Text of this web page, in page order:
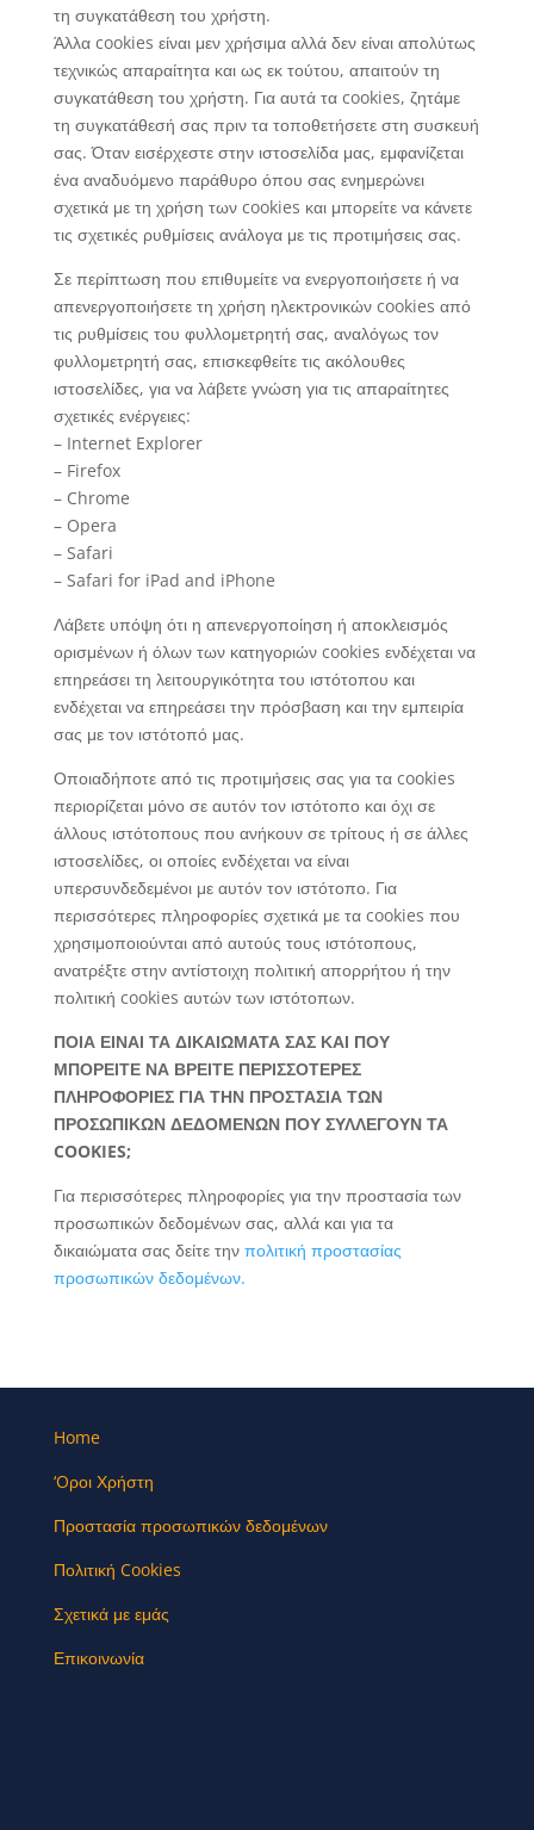
τη συγκατάθεση του χρήστη.
Άλλα cookies είναι μεν χρήσιμα αλλά δεν είναι απολύτως
τεχνικώς απαραίτητα και ως εκ τούτου, απαιτούν τη
συγκατάθεση του χρήστη. Για αυτά τα cookies, ζητάμε
τη συγκατάθεσή σας πριν τα τοποθετήσετε στη συσκευή
σας. Όταν εισέρχεστε στην ιστοσελίδα μας, εμφανίζεται
ένα αναδυόμενο παράθυρο όπου σας ενημερώνει
σχετικά με τη χρήση των cookies και μπορείτε να κάνετε
τις σχετικές ρυθμίσεις ανάλογα με τις προτιμήσεις σας.
Σε περίπτωση που επιθυμείτε να ενεργοποιήσετε ή να
απενεργοποιήσετε τη χρήση ηλεκτρονικών cookies από
τις ρυθμίσεις του φυλλομετρητή σας, αναλόγως τον
φυλλομετρητή σας, επισκεφθείτε τις ακόλουθες
ιστοσελίδες, για να λάβετε γνώση για τις απαραίτητες
σχετικές ενέργειες:
– Internet Explorer
– Firefox
– Chrome
– Opera
– Safari
– Safari for iPad and iPhone
Λάβετε υπόψη ότι η απενεργοποίηση ή αποκλεισμός
ορισμένων ή όλων των κατηγοριών cookies ενδέχεται να
επηρεάσει τη λειτουργικότητα του ιστότοπου και
ενδέχεται να επηρεάσει την πρόσβαση και την εμπειρία
σας με τον ιστότοπό μας.
Οποιαδήποτε από τις προτιμήσεις σας για τα cookies
περιορίζεται μόνο σε αυτόν τον ιστότοπο και όχι σε
άλλους ιστότοπους που ανήκουν σε τρίτους ή σε άλλες
ιστοσελίδες, οι οποίες ενδέχεται να είναι
υπερσυνδεδεμένοι με αυτόν τον ιστότοπο. Για
περισσότερες πληροφορίες σχετικά με τα cookies που
χρησιμοποιούνται από αυτούς τους ιστότοπους,
ανατρέξτε στην αντίστοιχη πολιτική απορρήτου ή την
πολιτική cookies αυτών των ιστότοπων.
ΠΟΙΑ ΕΙΝΑΙ ΤΑ ΔΙΚΑΙΩΜΑΤΑ ΣΑΣ ΚΑΙ ΠΟΥ
ΜΠΟΡΕΙΤΕ ΝΑ ΒΡΕΙΤΕ ΠΕΡΙΣΣΟΤΕΡΕΣ
ΠΛΗΡΟΦΟΡΙΕΣ ΓΙΑ ΤΗΝ ΠΡΟΣΤΑΣΙΑ ΤΩΝ
ΠΡΟΣΩΠΙΚΩΝ ΔΕΔΟΜΕΝΩΝ ΠΟΥ ΣΥΛΛΕΓΟΥΝ ΤΑ
COOKIES;
Για περισσότερες πληροφορίες για την προστασία των
προσωπικών δεδομένων σας, αλλά και για τα
δικαιώματα σας δείτε την πολιτική προστασίας
προσωπικών δεδομένων.
Home
‘Oροι Χρήστη
Προστασία προσωπικών δεδομένων
Πολιτική Cookies
Σχετικά με εμάς
Επικοινωνία